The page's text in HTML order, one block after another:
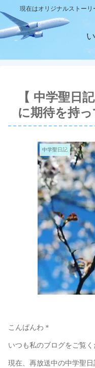
現在はオリジナルストーリ
【 中学聖日
に期待を持っ
中学聖日記
こんばんわ＊
いつも私のブログをご覧
現在、再放送中の中学聖